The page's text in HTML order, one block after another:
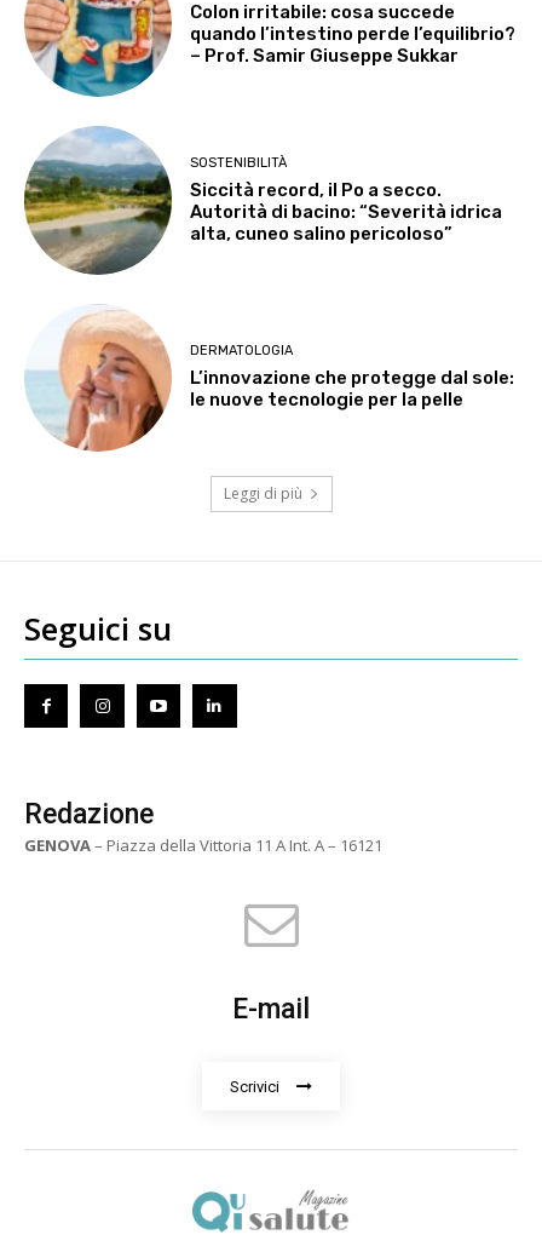
Colon irritabile: cosa succede
quando l’intestino perde l’equilibrio?
– Prof. Samir Giuseppe Sukkar
SOSTENIBILITÀ
Siccità record, il Po a secco.
Autorità di bacino: “Severità idrica
alta, cuneo salino pericoloso”
DERMATOLOGIA
L’innovazione che protegge dal sole:
le nuove tecnologie per la pelle
Leggi di più
Seguici su
Redazione
GENOVA– Piazza della Vittoria 11 A Int. A – 16121
E-mail
Scrivici